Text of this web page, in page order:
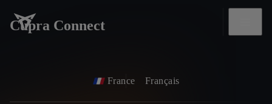
Cupra Connect
France Français